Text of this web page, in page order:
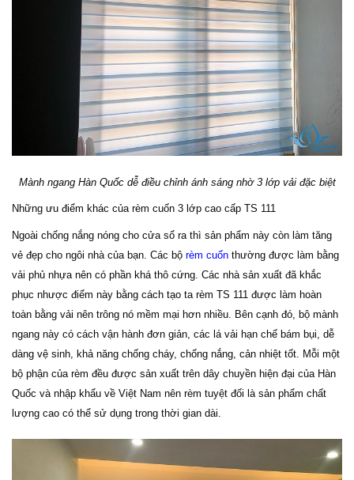
Mành ngang Hàn Quốc dễ điều chỉnh ánh sáng nhờ 3 lớp vải đặc biệt
Những ưu điểm khác của rèm cuốn 3 lớp cao cấp TS 111
Ngoài chống nắng nóng cho cửa sổ ra thì sản phẩm này còn làm tăng
vẻ đẹp cho ngôi nhà của bạn. Các bộ rèm cuốn thường được làm bằng
vải phủ nhựa nên có phần khá thô cứng. Các nhà sản xuất đã khắc
phục nhược điểm này bằng cách tạo ta rèm TS 111 được làm hoàn
toàn bằng vải nên trông nó mềm mại hơn nhiều. Bên cạnh đó, bộ mành
ngang này có cách vận hành đơn giản, các lá vải hạn chế bám bụi, dễ
dàng vệ sinh, khả năng chống cháy, chống nắng, cản nhiệt tốt. Mỗi một
bộ phận của rèm đều được sản xuất trên dây chuyền hiện đại của Hàn
Quốc và nhập khẩu về Việt Nam nên rèm tuyệt đối là sản phẩm chất
lượng cao có thể sử dụng trong thời gian dài.